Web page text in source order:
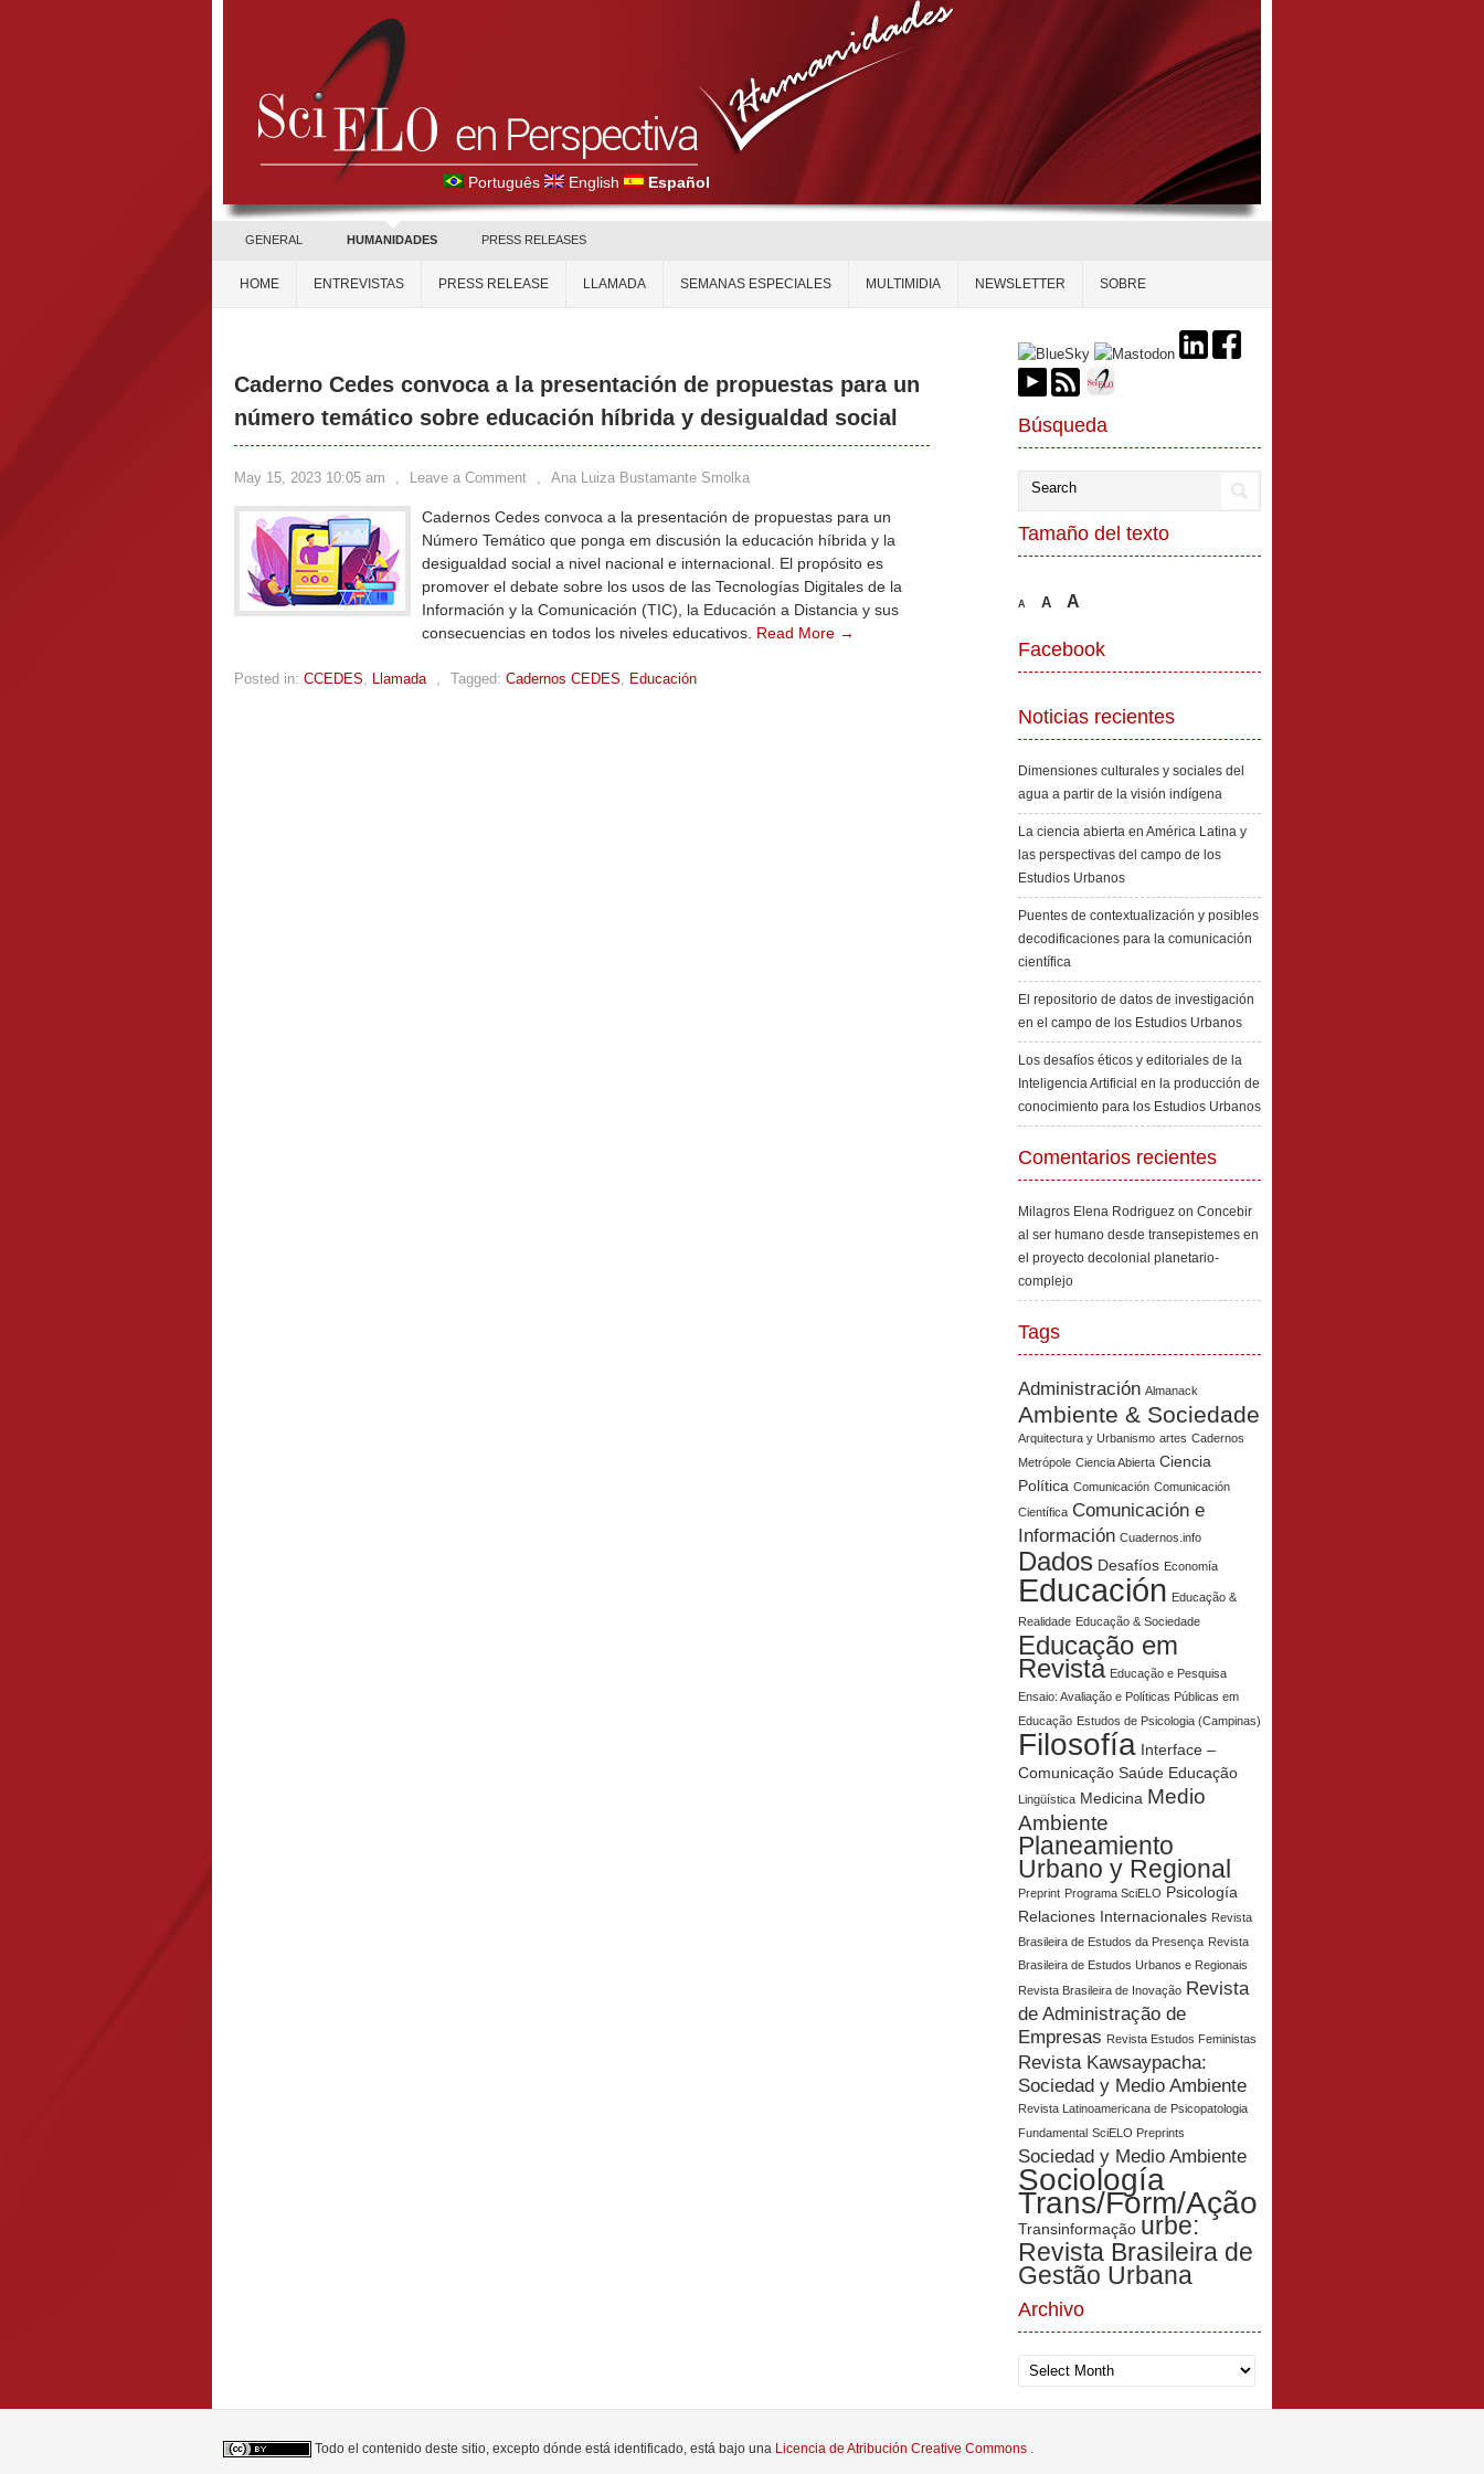
Português English Español
GENERAL HUMANIDADES PRESS RELEASES
HOME ENTREVISTAS PRESS RELEASE LLAMADA SEMANAS ESPECIALES MULTIMIDIA NEWSLETTER SOBRE
Caderno Cedes convoca a la presentación de propuestas para un
número temático sobre educación híbrida y desigualdad social
May 15, 2023 10:05 am , Leave a Comment , Ana Luiza Bustamante Smolka
Cadernos Cedes convoca a la presentación de propuestas para un
Número Temático que ponga em discusión la educación híbrida y la
desigualdad social a nivel nacional e internacional. El propósito es
promover el debate sobre los usos de las Tecnologías Digitales de la
Información y la Comunicación (TIC), la Educación a Distancia y sus
consecuencias en todos los niveles educativos. Read More →
Posted in: CCEDES, Llamada , Tagged: Cadernos CEDES, Educación
Búsqueda
Tamaño del texto
A A A
Facebook
Noticias recientes
Dimensiones culturales y sociales del
agua a partir de la visión indígena
La ciencia abierta en América Latina y
las perspectivas del campo de los
Estudios Urbanos
Puentes de contextualización y posibles
decodificaciones para la comunicación
científica
El repositorio de datos de investigación
en el campo de los Estudios Urbanos
Los desafíos éticos y editoriales de la
Inteligencia Artificial en la producción de
conocimiento para los Estudios Urbanos
Comentarios recientes
Milagros Elena Rodriguez on Concebir
al ser humano desde transepistemes en
el proyecto decolonial planetario-
complejo
Tags
Administración Almanack
Ambiente & Sociedade
Arquitectura y Urbanismo artes Cadernos
Metrópole Ciencia Abierta Ciencia
Política Comunicación Comunicación
Científica Comunicación e
Información Cuadernos.info
Dados Desafíos Economía
Educación Educação &
Realidade Educação & Sociedade
Educação em
Revista Educação e Pesquisa
Ensaio: Avaliação e Políticas Públicas em
Educação Estudos de Psicologia (Campinas)
Filosofía Interface –
Comunicação Saúde Educação
Lingüística Medicina Medio
Ambiente
Planeamiento
Urbano y Regional
Preprint Programa SciELO Psicología
Relaciones Internacionales Revista
Brasileira de Estudos da Presença Revista
Brasileira de Estudos Urbanos e Regionais
Revista Brasileira de Inovação Revista
de Administração de
Empresas Revista Estudos Feministas
Revista Kawsaypacha:
Sociedad y Medio Ambiente
Revista Latinoamericana de Psicopatologia
Fundamental SciELO Preprints
Sociedad y Medio Ambiente
Sociología
Trans/Form/Ação
Transinformação urbe:
Revista Brasileira de
Gestão Urbana
Archivo
Archivo
Todo el contenido deste sitio, excepto dónde está identificado, está bajo una Licencia de Atribución Creative Commons .